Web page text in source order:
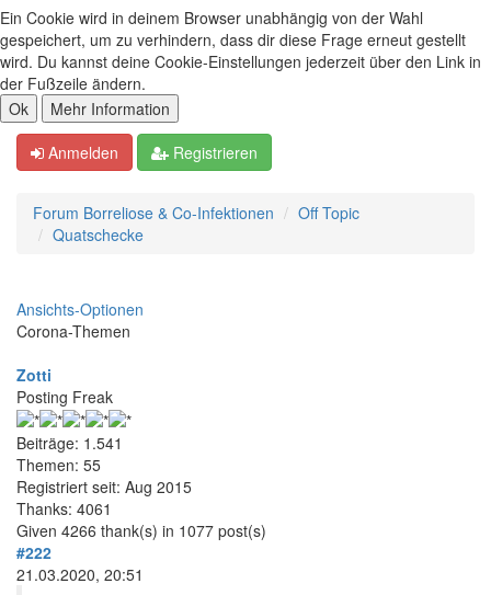
Ein Cookie wird in deinem Browser unabhängig von der Wahl
gespeichert, um zu verhindern, dass dir diese Frage erneut gestellt
wird. Du kannst deine Cookie-Einstellungen jederzeit über den Link in
der Fußzeile ändern.
Anmelden Registrieren
Forum Borreliose & Co-Infektionen
Off Topic
Quatschecke
Ansichts-Optionen
Corona-Themen
Zotti
Posting Freak
Beiträge: 1.541
Themen: 55
Registriert seit: Aug 2015
Thanks: 4061
Given 4266 thank(s) in 1077 post(s)
#222
21.03.2020, 20:51